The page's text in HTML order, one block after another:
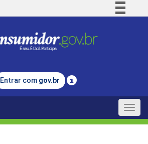
Comunica BR
Legislação
Entrar com gov.br
Toggle